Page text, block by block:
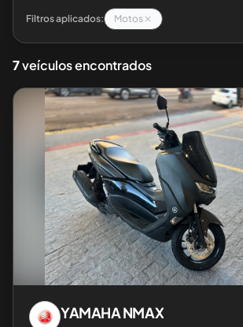
Filtros aplicados: Motos
7veículos encontrados
YAMAHANMAX